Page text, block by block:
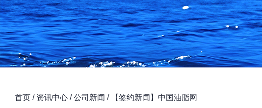
首页 / 资讯中心 /公司新闻 / 【签约新闻】中国油脂网